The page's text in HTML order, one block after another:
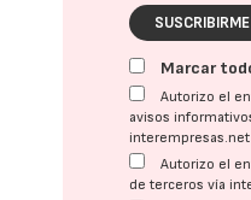
Marcar
Autorizo el
avisos
interempresas.net
Autorizo el
de terceros vía